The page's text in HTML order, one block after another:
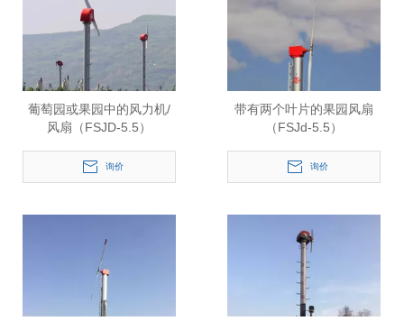
葡萄园或果园中的风力机/
风扇（FSJD-5.5）
询价
带有两个叶片的果园风扇
（FSJd-5.5）
询价